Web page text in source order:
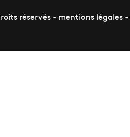
c
réservés - mentions légales -